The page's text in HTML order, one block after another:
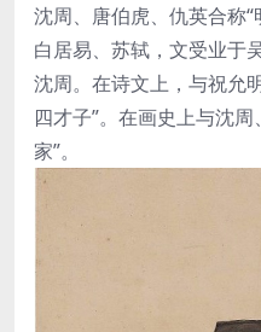
沈周、唐伯虎、仇英合称“
白居易、苏轼，文受业于
沈周。在诗文上，与祝允
四才子”。在画史上与沈
家”。